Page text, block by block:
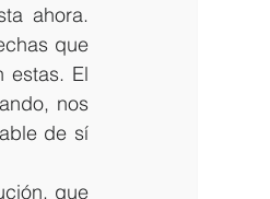
ahora.
que
estas. El
nos
de sí
que